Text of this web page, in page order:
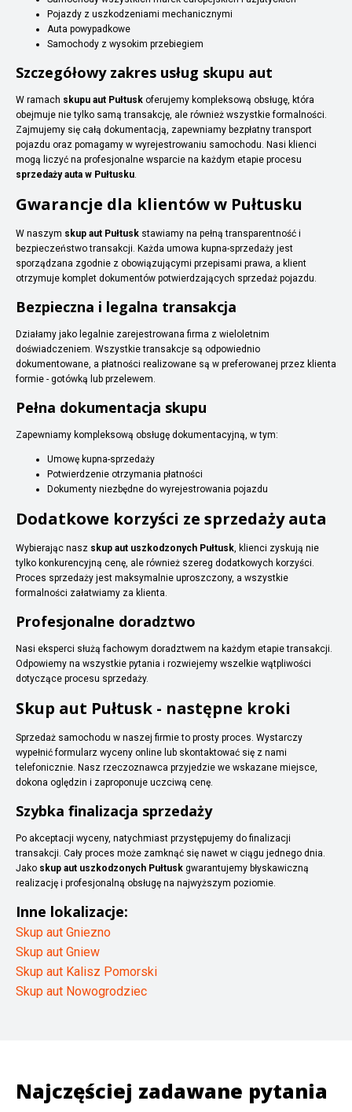
Pojazdy z uszkodzeniami mechanicznymi
Auta powypadkowe
Samochody z wysokim przebiegiem
Szczegółowy zakres usług skupu aut
W ramach skupu aut Pułtusk oferujemy kompleksową obsługę, która
obejmuje nie tylko samą transakcję, ale również wszystkie formalności.
Zajmujemy się całą dokumentacją, zapewniamy bezpłatny transport
pojazdu oraz pomagamy w wyrejestrowaniu samochodu. Nasi klienci
mogą liczyć na profesjonalne wsparcie na każdym etapie procesu
sprzedaży auta w Pułtusku.
Gwarancje dla klientów w Pułtusku
W naszym skup aut Pułtusk stawiamy na pełną transparentność i
bezpieczeństwo transakcji. Każda umowa kupna-sprzedaży jest
sporządzana zgodnie z obowiązującymi przepisami prawa, a klient
otrzymuje komplet dokumentów potwierdzających sprzedaż pojazdu.
Bezpieczna i legalna transakcja
Działamy jako legalnie zarejestrowana firma z wieloletnim
doświadczeniem. Wszystkie transakcje są odpowiednio
dokumentowane, a płatności realizowane są w preferowanej przez klienta
formie - gotówką lub przelewem.
Pełna dokumentacja skupu
Zapewniamy kompleksową obsługę dokumentacyjną, w tym:
Umowę kupna-sprzedaży
Potwierdzenie otrzymania płatności
Dokumenty niezbędne do wyrejestrowania pojazdu
Dodatkowe korzyści ze sprzedaży auta
Wybierając nasz skup aut uszkodzonych Pułtusk, klienci zyskują nie
tylko konkurencyjną cenę, ale również szereg dodatkowych korzyści.
Proces sprzedaży jest maksymalnie uproszczony, a wszystkie
formalności załatwiamy za klienta.
Profesjonalne doradztwo
Nasi eksperci służą fachowym doradztwem na każdym etapie transakcji.
Odpowiemy na wszystkie pytania i rozwiejemy wszelkie wątpliwości
dotyczące procesu sprzedaży.
Skup aut Pułtusk - następne kroki
Sprzedaż samochodu w naszej firmie to prosty proces. Wystarczy
wypełnić formularz wyceny online lub skontaktować się z nami
telefonicznie. Nasz rzeczoznawca przyjedzie we wskazane miejsce,
dokona oględzin i zaproponuje uczciwą cenę.
Szybka finalizacja sprzedaży
Po akceptacji wyceny, natychmiast przystępujemy do finalizacji
transakcji. Cały proces może zamknąć się nawet w ciągu jednego dnia.
Jako skup aut uszkodzonych Pułtusk gwarantujemy błyskawiczną
realizację i profesjonalną obsługę na najwyższym poziomie.
Inne lokalizacje:
Skup aut Gniezno
Skup aut Gniew
Skup aut Kalisz Pomorski
Skup aut Nowogrodziec
Najczęściej zadawane pytania